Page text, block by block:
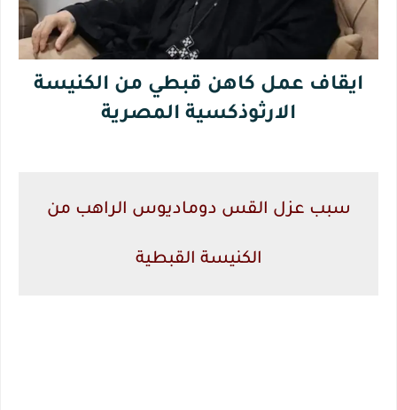
ايقاف عمل كاهن قبطي من الكنيسة
الارثوذكسية المصرية
سبب عزل القس دوماديوس الراهب من
الكنيسة القبطية